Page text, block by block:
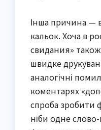
Інша причина —
кальок. Хоча в
свидания»
швидке
аналогічні
коментарях
спроба зробити
ніби одне